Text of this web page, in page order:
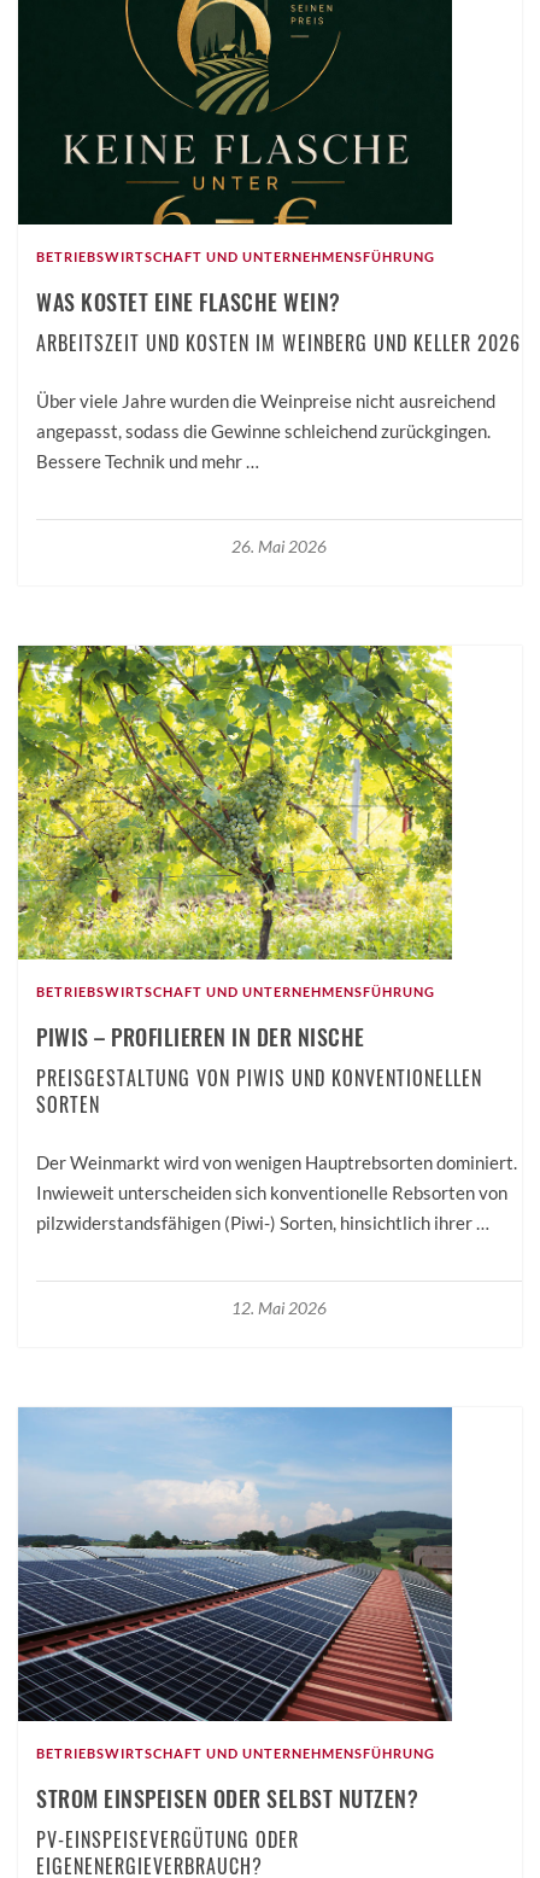
BETRIEBSWIRTSCHAFT UND UNTERNEHMENSFÜHRUNG
WAS KOSTET EINE FLASCHE WEIN?
ARBEITSZEIT UND KOSTEN IM WEINBERG UND KELLER 2026
Über viele Jahre wurden die Weinpreise nicht ausreichend
angepasst, sodass die Gewinne schleichend zurückgingen.
Bessere Technik und mehr …
26. Mai 2026
BETRIEBSWIRTSCHAFT UND UNTERNEHMENSFÜHRUNG
PIWIS – PROFILIEREN IN DER NISCHE
PREISGESTALTUNG VON PIWIS UND KONVENTIONELLEN
SORTEN
Der Weinmarkt wird von wenigen Hauptrebsorten dominiert.
Inwieweit unterscheiden sich konventionelle Rebsorten von
pilzwiderstandsfähigen (Piwi-) Sorten, hinsichtlich ihrer …
12. Mai 2026
BETRIEBSWIRTSCHAFT UND UNTERNEHMENSFÜHRUNG
STROM EINSPEISEN ODER SELBST NUTZEN?
PV-EINSPEISEVERGÜTUNG ODER
EIGENENERGIEVERBRAUCH?